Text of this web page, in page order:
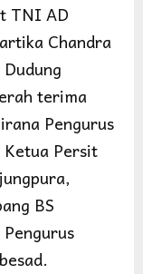
TNI AD
Chandra
terima
Pengurus
Ketua Persit
BS